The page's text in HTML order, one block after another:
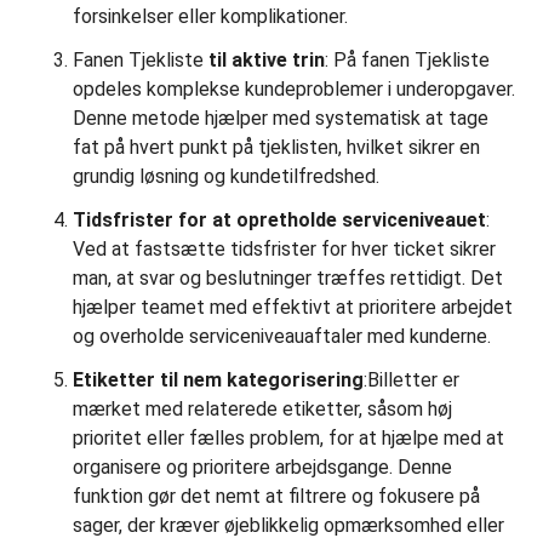
forsinkelser eller komplikationer.
Fanen Tjekliste til aktive trin: På fanen Tjekliste
opdeles komplekse kundeproblemer i underopgaver.
Denne metode hjælper med systematisk at tage
fat på hvert punkt på tjeklisten, hvilket sikrer en
grundig løsning og kundetilfredshed.
Tidsfrister for at opretholde serviceniveauet:
Ved at fastsætte tidsfrister for hver ticket sikrer
man, at svar og beslutninger træffes rettidigt. Det
hjælper teamet med effektivt at prioritere arbejdet
og overholde serviceniveauaftaler med kunderne.
Etiketter til nem kategorisering:Billetter er
mærket med relaterede etiketter, såsom høj
prioritet eller fælles problem, for at hjælpe med at
organisere og prioritere arbejdsgange. Denne
funktion gør det nemt at filtrere og fokusere på
sager, der kræver øjeblikkelig opmærksomhed eller